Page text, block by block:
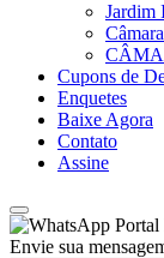
Jardim
Cupons de
Enquetes
Baixe Agora
Contato
Assine
Portal
Envie sua